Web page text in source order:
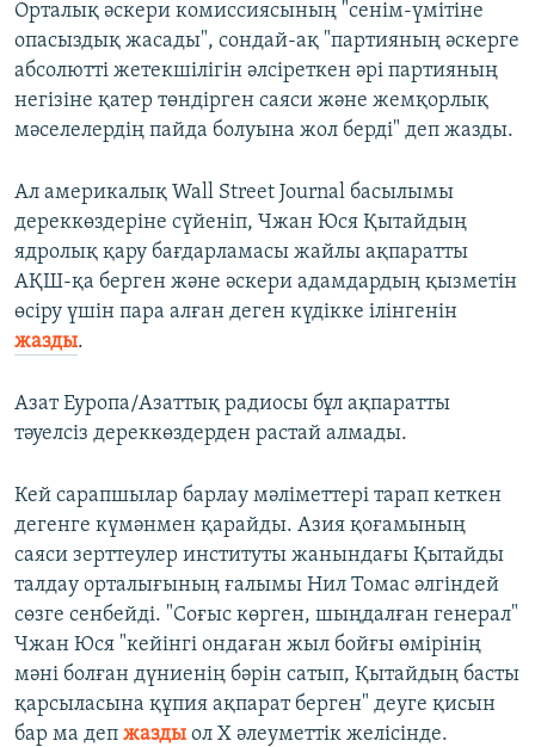
Орталық әскери комиссиясының "сенім-үмітіне
опасыздық жасады", сондай-ақ "партияның әскерге
абсолютті жетекшілігін әлсіреткен әрі партияның
негізіне қатер төндірген саяси және жемқорлық
мәселелердің пайда болуына жол берді" деп жазды.
Ал америкалық Wall Street Journal басылымы
дереккөздеріне сүйеніп, Чжан Юся Қытайдың
ядролық қару бағдарламасы жайлы ақпаратты
АҚШ-қа берген және әскери адамдардың қызметін
өсіру үшін пара алған деген күдікке ілінгенін
жазды.
Азат Еуропа/Азаттық радиосы бұл ақпаратты
тәуелсіз дереккөздерден растай алмады.
Кей сарапшылар барлау мәліметтері тарап кеткен
дегенге күмәнмен қарайды. Азия қоғамының
саяси зерттеулер институты жанындағы Қытайды
талдау орталығының ғалымы Нил Томас әлгіндей
сөзге сенбейді. "Соғыс көрген, шыңдалған генерал"
Чжан Юся "кейінгі ондаған жыл бойғы өмірінің
мәні болған дүниенің бәрін сатып, Қытайдың басты
қарсыласына құпия ақпарат берген" деуге қисын
бар ма деп жазды ол Х әлеуметтік желісінде.